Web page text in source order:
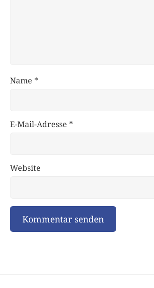
Name *
E-Mail-Adresse *
Website